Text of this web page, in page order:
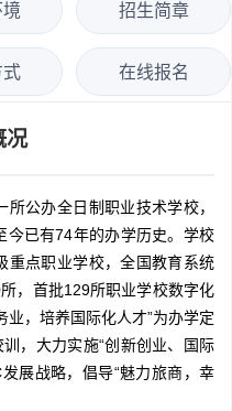
招生简章
式 在线报名
况
公办全日制职业技术学校，
今已有74年的办学历史。学校
重点职业学校，全国教育系统
，首批129所职业学校数字化
业，培养国际化人才”为办学定
，大力实施“创新创业、国际
展战略，倡导“魅力旅商，幸